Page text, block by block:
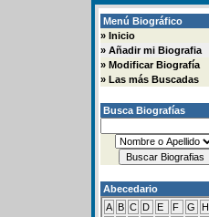
Menú Biográfico
» Inicio
» Añadir mi Biografia
» Modificar Biografía
» Las más Buscadas
Busca Biografías
Abecedario
A B C D E F G H